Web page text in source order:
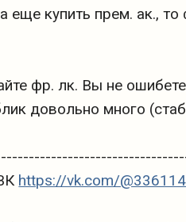
еще купить прем. ак.,
фр. лк. Вы не
довольно много
https://vk.com/